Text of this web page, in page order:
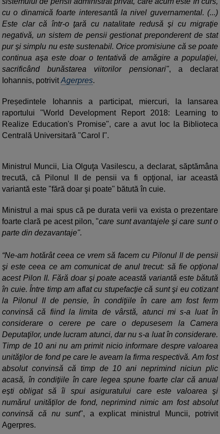
cu o dinamică foarte interesantă la nivel guvernamental. (...)
Este clar că într-o ţară cu natalitate redusă şi cu migraţie
negativă, un sistem de pensii gestionat preponderent de stat
pur şi simplu nu este sustenabil. Orice promisiune că se poate
continua aşa este doar o tentativă de amăgire a populaţiei,
sacrificând bunăstarea viitorilor pensionari", a declarat
Iohannis, potrivitAgerpres.
Președintele Iohannis a participat, miercuri, la lansarea
raportului "World Development Report 2018: Learning to
Realize Education's Promise", care a avut loc la Biblioteca
Centrală Universitară "Carol I".
Ministrul Muncii, Lia Olguţa Vasilescu, a declarat, săptămâna
trecută, că Pilonul II de pensii va fi opţional, iar această
variantă este "fără doar şi poate" bătută în cuie.
Ministrul a mai spus că pe durata verii va exista o prezentare
foarte clară pe acest pilon, "care sunt avantajele şi care sunt o
parte din dezavantaje".
“Ne-am hotărât ceea ce vrem să facem cu Pilonul II de pensii
şi este ceea ce am comunicat de anul trecut: să fie opţional
acest Pilon II. Fără doar şi poate această variantă este bătută
în cuie. Între timp am aflat cu stupefacţie că sunt şi eu cotizant
la Pilonul II de pensie, în condiţiile în care am fost ferm
convinsă că fiind la limita de vârstă, atunci mi s-a luat în
considerare o cerere pe care o depusesem la Camera
Deputaţilor, unde lucram atunci, dar nu s-a luat în considerare.
Timp de 10 ani nu am primit nicio informare despre valoarea
unităţilor de fond pe care le aveam la firma respectivă. Am fost
absolut convinsă că timp de 10 ani neprimind niciun plic
acasă, în condiţiile în care legea spune foarte clar că anual
eşti obligat să îi spui asiguratului care este valoarea şi
numărul unităţilor de fond, neprimind nimic am fost absolut
convinsă că nu sunt", a explicat ministrul Muncii, potrivit
Agerpres.